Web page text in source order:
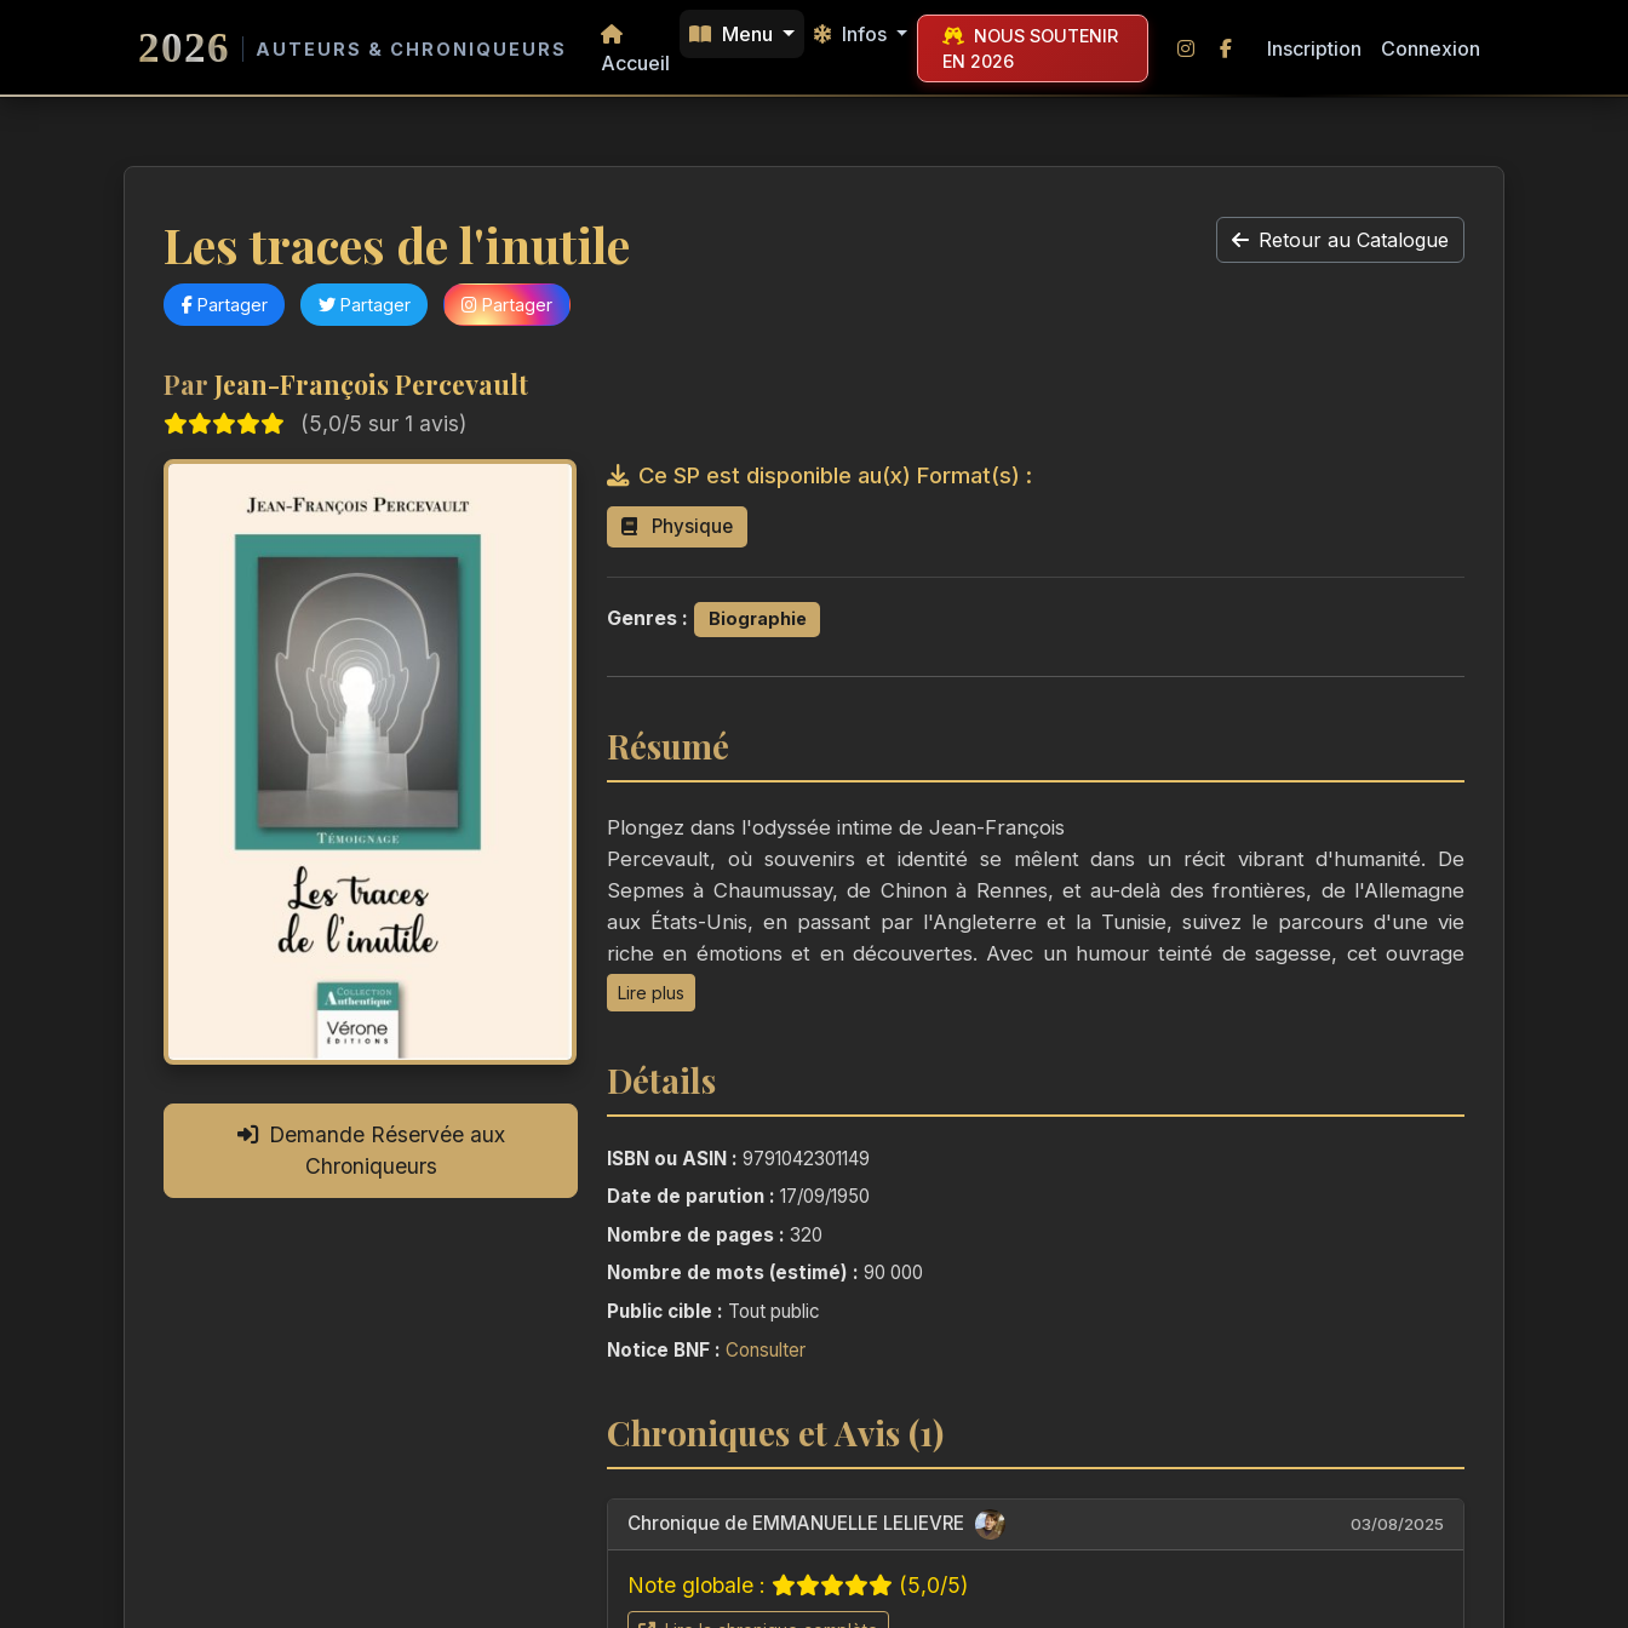
2026 AUTEURS & CHRONIQUEURS
Accueil
Menu Infos
NOUS SOUTENIR
EN 2026
Inscription Connexion
Les traces de l'inutile Retour au Catalogue
Partager Partager Partager
Par Jean-François Percevault
(5,0/5 sur 1 avis)
Demande Réservée aux
Chroniqueurs
Ce SP est disponible au(x) Format(s) :
Physique
Genres : Biographie
Résumé
Plongez dans l'odyssée intime de Jean-François
Percevault, où souvenirs et identité se mêlent dans un récit vibrant d'humanité. De
Sepmes à Chaumussay, de Chinon à Rennes, et au-delà des frontières, de l'Allemagne
aux États-Unis, en passant par l'Angleterre et la Tunisie, suivez le parcours d'une vie
riche en émotions et en découvertes. Avec un humour teinté de sagesse, cet ouvrage
interroge le lien indissociable entre mémoire et existence, entre les joies et les blessures
qui nous façonnent. Une invitation à explorer ce qui nous constitue et ce que nous
Lire plus
Détails
ISBN ou ASIN : 9791042301149
Date de parution : 17/09/1950
Nombre de pages : 320
Nombre de mots (estimé) : 90 000
Public cible : Tout public
Notice BNF : Consulter
Chroniques et Avis (1)
Chronique de EMMANUELLE LELIEVRE 03/08/2025
Note globale : (5,0/5)